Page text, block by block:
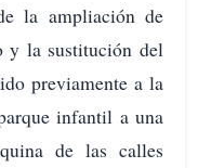
la ampliación de
y la sustitución del
previamente a la
infantil a una
de las calles